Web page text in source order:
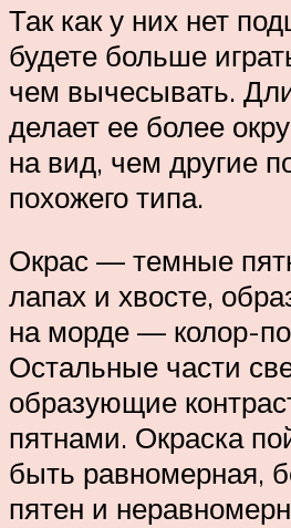
Так как у них нет
будете больше
чем вычесывать.
делает ее более
на вид, чем другие
похожего типа.
Окрас — темные
лапах и хвосте,
на морде — колор-
Остальные части
образующие
пятнами. Окраска
быть равномерная,
пятен и